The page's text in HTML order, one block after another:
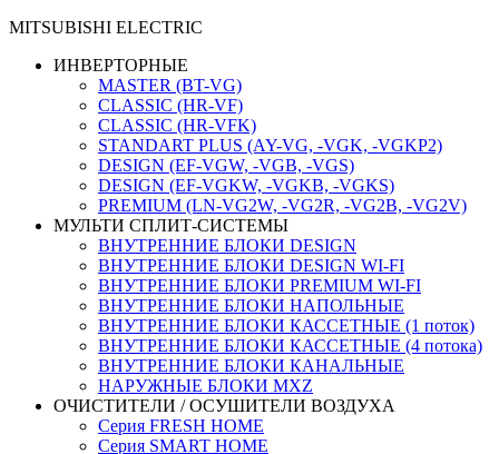
MITSUBISHI ELECTRIC
ИНВЕРТОРНЫЕ
MASTER (BT-VG)
CLASSIC (HR-VF)
CLASSIC (HR-VFK)
STANDART PLUS (AY-VG, -VGK, -VGKP2)
DESIGN (EF-VGW, -VGB, -VGS)
DESIGN (EF-VGKW, -VGKB, -VGKS)
PREMIUM (LN-VG2W, -VG2R, -VG2B, -VG2V)
МУЛЬТИ СПЛИТ-СИСТЕМЫ
ВНУТРЕННИЕ БЛОКИ DESIGN
ВНУТРЕННИЕ БЛОКИ DESIGN WI-FI
ВНУТРЕННИЕ БЛОКИ PREMIUM WI-FI
ВНУТРЕННИЕ БЛОКИ НАПОЛЬНЫЕ
ВНУТРЕННИЕ БЛОКИ КАССЕТНЫЕ (1 поток)
ВНУТРЕННИЕ БЛОКИ КАССЕТНЫЕ (4 потока)
ВНУТРЕННИЕ БЛОКИ КАНАЛЬНЫЕ
НАРУЖНЫЕ БЛОКИ MXZ
ОЧИСТИТЕЛИ / ОСУШИТЕЛИ ВОЗДУХА
Серия FRESH HOME
Серия SMART HOME